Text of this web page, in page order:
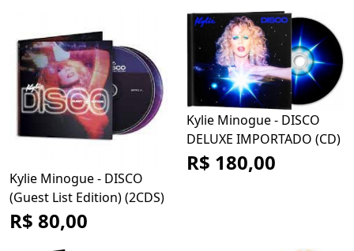
Kylie Minogue - DISCO
(Guest List Edition) (2CDS)
R$ 80,00
Kylie Minogue - DISCO
DELUXE IMPORTADO (CD)
R$ 180,00